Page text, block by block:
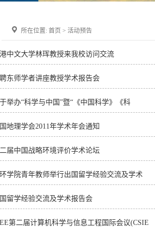
所在位置: 首页 > 活动预告
中文大学林珲教授来我校访问交流
东师学者讲座教授学术报告会
举办“科学与中国”暨“《中国科学》《科
地理学会2011年学术年会通知
届中国战略环境评价学术论坛
学院青年教师举行出国留学经验交流及学术
留学经验交流及学术报告会
第二届计算机科学与信息工程国际会议(CSIE